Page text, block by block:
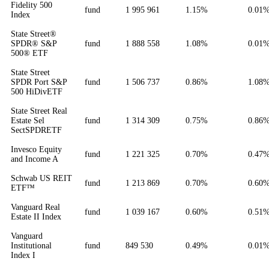
Fidelity 500
Index
fund 1 995 961 1.15%
State Street®
SPDR® S&P
500® ETF
fund 1 888 558 1.08%
State Street
SPDR Port S&P
500 HiDivETF
fund 1 506 737 0.86%
State Street Real
Estate Sel
SectSPDRETF
fund 1 314 309 0.75%
Invesco Equity
and Income A
fund 1 221 325 0.70%
Schwab US REIT
ETF™
fund 1 213 869 0.70%
Vanguard Real
Estate II Index
fund 1 039 167 0.60%
Vanguard
Institutional
Index I
fund 849 530 0.49%